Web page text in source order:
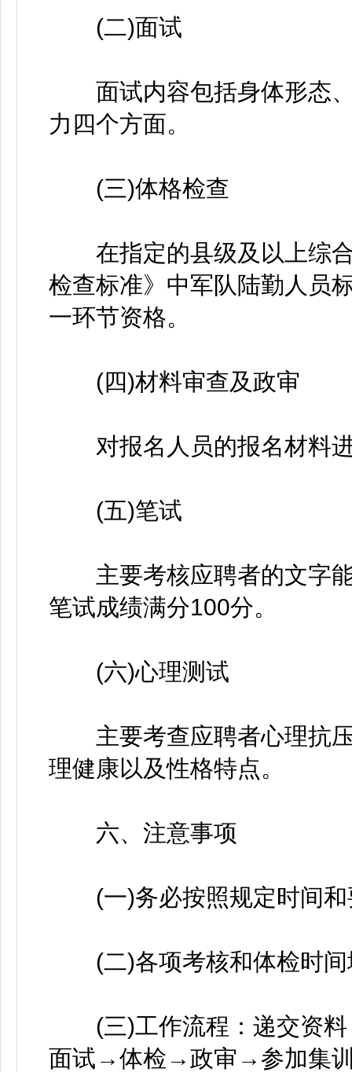
(二)面试
面试内容包括身体形态、
力四个方面。
(三)体格检查
在指定的县级及以上综合
检查标准》中军队陆勤人员
一环节资格。
(四)材料审查及政审
对报名人员的报名材料进
(五)笔试
主要考核应聘者的文字能
笔试成绩满分100分。
(六)心理测试
主要考查应聘者心理抗压
理健康以及性格特点。
六、注意事项
(一)务必按照规定时间和
(二)各项考核和体检时间
(三)工作流程：递交资料
面试→体检→政审→参加集